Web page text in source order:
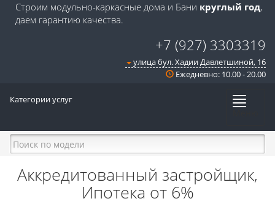
Строим модульно-каркасные дома и Бани круглый год,
даем гарантию качества.
+7 (927) 3303319
улица бул. Хадии Давлетшиной, 16
Ежедневно: 10.00 - 20.00
Категории услуг
Аккредитованный застройщик,
Ипотека от 6%